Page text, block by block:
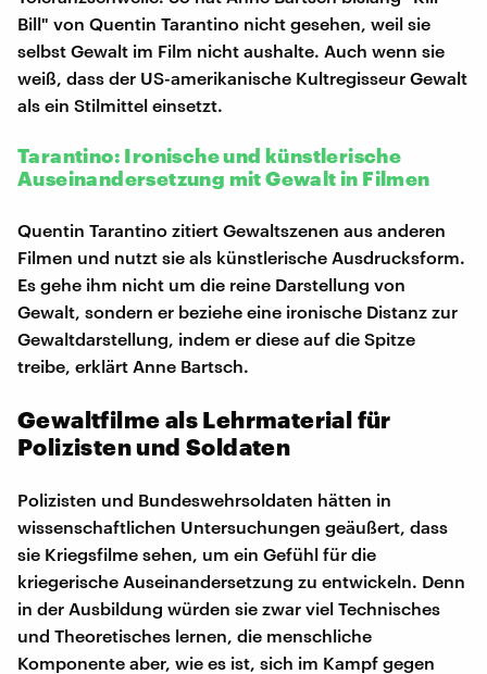
Bill" von Quentin Tarantino nicht gesehen, weil sie
selbst Gewalt im Film nicht aushalte. Auch wenn sie
weiß, dass der US-amerikanische Kultregisseur Gewalt
als ein Stilmittel einsetzt.
Tarantino: Ironische und künstlerische
Auseinandersetzung mit Gewalt in Filmen
Quentin Tarantino zitiert Gewaltszenen aus anderen
Filmen und nutzt sie als künstlerische Ausdrucksform.
Es gehe ihm nicht um die reine Darstellung von
Gewalt, sondern er beziehe eine ironische Distanz zur
Gewaltdarstellung, indem er diese auf die Spitze
treibe, erklärt Anne Bartsch.
Gewaltfilme als Lehrmaterial für
Polizisten und Soldaten
Polizisten und Bundeswehrsoldaten hätten in
wissenschaftlichen Untersuchungen geäußert, dass
sie Kriegsfilme sehen, um ein Gefühl für die
kriegerische Auseinandersetzung zu entwickeln. Denn
in der Ausbildung würden sie zwar viel Technisches
und Theoretisches lernen, die menschliche
Komponente aber, wie es ist, sich im Kampf gegen